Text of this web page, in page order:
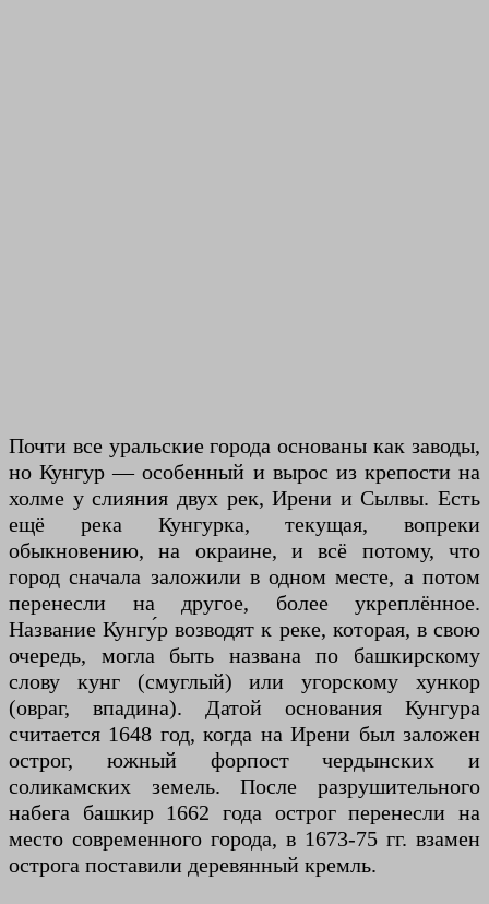
Почти все уральские города основаны как заводы,
но Кунгур — особенный и вырос из крепости на
холме у слияния двух рек, Ирени и Сылвы. Есть
ещё река Кунгурка, текущая, вопреки
обыкновению, на окраине, и всё потому, что
город сначала заложили в одном месте, а потом
перенесли на другое, более укреплённое.
Название Кунгу́р возводят к реке, которая, в свою
очередь, могла быть названа по башкирскому
слову кунг (смуглый) или угорскому хункор
(овраг, впадина). Датой основания Кунгура
считается 1648 год, когда на Ирени был заложен
острог, южный форпост чердынских и
соликамских земель. После разрушительного
набега башкир 1662 года острог перенесли на
место современного города, в 1673-75 гг. взамен
острога поставили деревянный кремль.